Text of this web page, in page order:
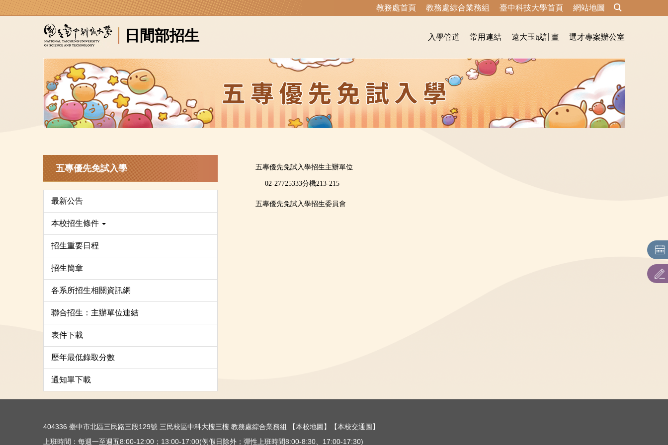
跳
日間部招生
教務處首頁 教務處綜合業務組 臺中科技大學首頁 網站地圖
入學管道 常用連結 遠大玉成計畫 選才專案辦公室
五專優先免試入學
最新公告
本校招生條件
招生重要日程
招生簡章
各系所招生相關資訊網
聯合招生：主辦單位連結
表件下載
歷年最低錄取分數
通知單下載
五專優先免試入學招生主辦單位
02-27725333分機213-215
五專優先免試入學招生委員會
404336 臺中市北區三民路三段129號 三民校區中科大樓三樓 教務處綜合業務組 【本校地圖】
【本校交通圖】
上班時間：每週一至週五8:00-12:00；13:00-17:00(例假日除外；彈性上班時間8:00-8:30、17:00-17:30)